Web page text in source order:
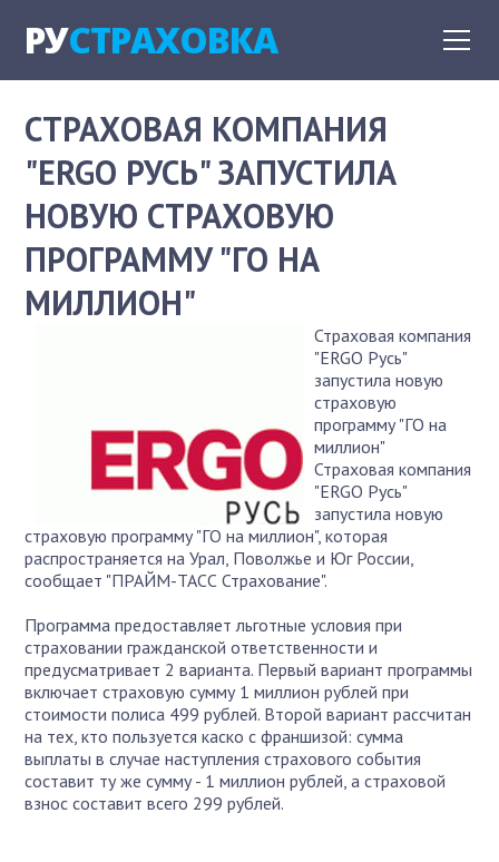
РУСТРАХОВКА
СТРАХОВАЯ КОМПАНИЯ
"ERGO РУСЬ" ЗАПУСТИЛА
НОВУЮ СТРАХОВУЮ
ПРОГРАММУ "ГО НА
МИЛЛИОН"
Страховая компания
"ERGO Русь"
запустила новую
страховую
программу "ГО на
миллион"
Страховая компания
"ERGO Русь"
запустила новую
страховую программу "ГО на миллион", которая
распространяется на Урал, Поволжье и Юг России,
сообщает "ПРАЙМ-ТАСС Страхование".
Программа предоставляет льготные условия при
страховании гражданской ответственности и
предусматривает 2 варианта. Первый вариант программы
включает страховую сумму 1 миллион рублей при
стоимости полиса 499 рублей. Второй вариант рассчитан
на тех, кто пользуется каско с франшизой: сумма
выплаты в случае наступления страхового события
составит ту же сумму - 1 миллион рублей, а страховой
взнос составит всего 299 рублей.